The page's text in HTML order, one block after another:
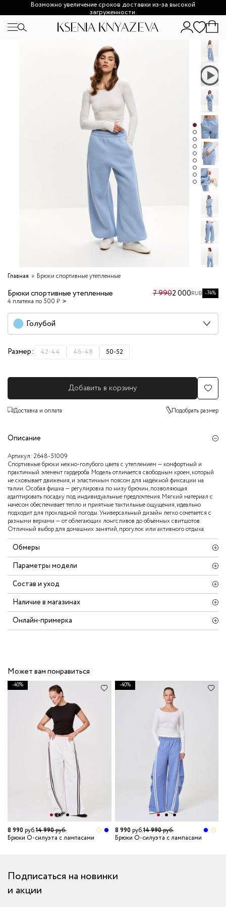
Возможно увеличение сроков доставки из-за высокой
загруженности.
Главная Брюки спортивные утепленные
Брюки спортивные утепленные
4 платежа по 500 ₽
7 9902 000RUB -74%
Голубой
Размер: 42-44 46-48 50-52
Добавить в корзину
Доставка и оплата Подобрать размер
Описание
Артикул: 2648-51009
Спортивные брюки нежно-голубого цвета с утеплением — комфортный и
практичный элемент гардероба. Модель отличается свободным кроем, который
не сковывает движения, и эластичным поясом для надёжной фиксации на
талии. Особая фишка — регулировка по низу брючин, позволяющая
адаптировать посадку под индивидуальные предпочтения. Мягкий материал с
начёсом обеспечивает тепло и приятные тактильные ощущения, идеально
подходит для прохладной погоды. Универсальный дизайн легко сочетается с
разными верхами — от облегающих лонгсливов до объёмных свитшотов.
Отличный выбор для домашних занятий, прогулок или активного отдыха.
Обмеры
Параметры модели
Состав и уход
Наличие в магазинах
Онлайн-примерка
Может вам понравиться
-40%
8 990руб.14 990руб.
Брюки О-силуэта с лампасами
-40%
8 990руб.14 990руб.
Брюки О-силуэта с лампасами
Подписаться на новинки
и акции